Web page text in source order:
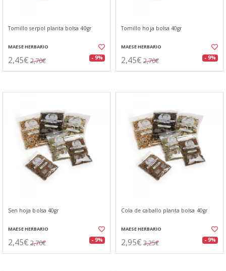
Tomillo serpol planta bolsa 40gr
MAESE HERBARIO
2,45€ 2,70€ - 9%
Tomillo hoja bolsa 40gr
MAESE HERBARIO
2,45€ 2,70€ - 9%
Sen hoja bolsa 40gr
MAESE HERBARIO
2,45€ 2,70€ - 9%
Cola de caballo planta bolsa 40gr
MAESE HERBARIO
2,95€ 3,25€ - 9%